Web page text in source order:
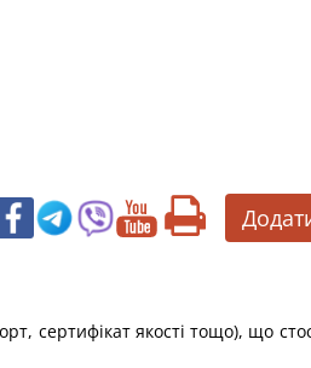
сертифікат якості тощо), що